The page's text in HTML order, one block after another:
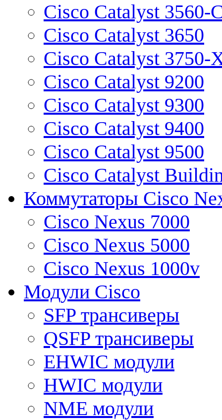
Cisco Catalyst 3560-
Cisco Catalyst 3650
Cisco Catalyst 3750-
Cisco Catalyst 9200
Cisco Catalyst 9300
Cisco Catalyst 9400
Cisco Catalyst 9500
Cisco Catalyst
Коммутаторы Cisco
Cisco Nexus 7000
Cisco Nexus 5000
Cisco Nexus 1000v
Модули Cisco
SFP трансиверы
QSFP трансиверы
EHWIC модули
HWIC модули
NME модули